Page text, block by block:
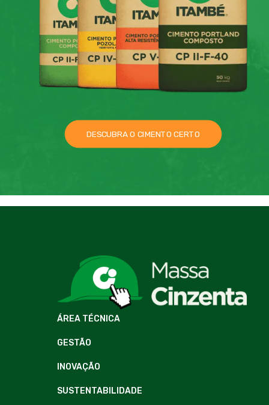
DESCUBRA O CIMENTO CERTO
ÁREA TÉCNICA
GESTÃO
INOVAÇÃO
SUSTENTABILIDADE